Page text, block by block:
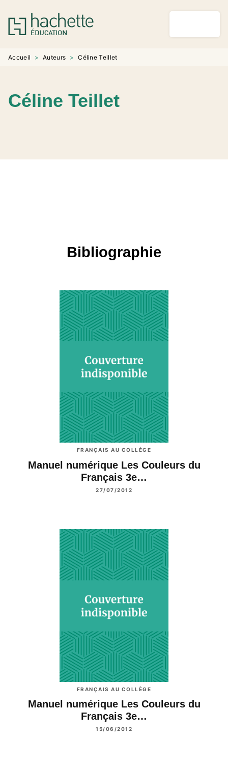
MENU RECHERCHE
PIED DE PAGE
Accueil > Auteurs > Céline Teillet
Céline Teillet
Bibliographie
FRANÇAIS AU COLLÈGE
Manuel numérique Les Couleurs du
Français 3e…
27/07/2012
FRANÇAIS AU COLLÈGE
Manuel numérique Les Couleurs du
Français 3e…
15/06/2012